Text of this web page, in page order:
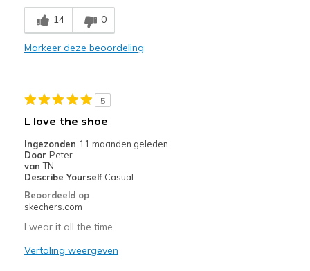
Casual Wear
School wear
14 0
Markeer deze beoordeling
5
L love the shoe
Ingezonden 11 maanden geleden
Door Peter
van TN
Describe Yourself Casual
Beoordeeld op
skechers.com
I wear it all the time.
Vertaling weergeven